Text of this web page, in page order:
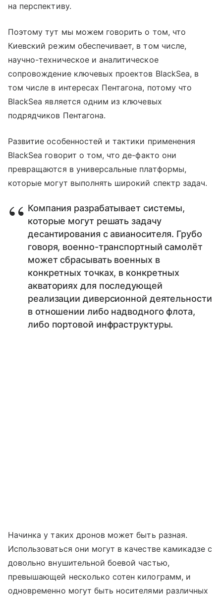
на перспективу.
Поэтому тут мы можем говорить о том, что
Киевский режим обеспечивает, в том числе,
научно-техническое и аналитическое
сопровождение ключевых проектов BlackSea, в
том числе в интересах Пентагона, потому что
BlackSea является одним из ключевых
подрядчиков Пентагона.
Развитие особенностей и тактики применения
BlackSea говорит о том, что де-факто они
превращаются в универсальные платформы,
которые могут выполнять широкий спектр задач.
Компания разрабатывает системы,
которые могут решать задачу
десантирования с авианосителя. Грубо
говоря, военно-транспортный самолёт
может сбрасывать военных в
конкретных точках, в конкретных
акваториях для последующей
реализации диверсионной деятельности
в отношении либо надводного флота,
либо портовой инфраструктуры.
Начинка у таких дронов может быть разная.
Использоваться они могут в качестве камикадзе с
довольно внушительной боевой частью,
превышающей несколько сотен килограмм, и
одновременно могут быть носителями различных